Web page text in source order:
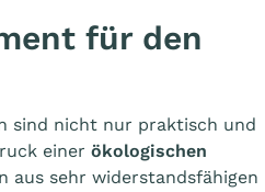
für den
sind nicht nur praktisch und
einer ökologischen
aus sehr widerstandsfähigen